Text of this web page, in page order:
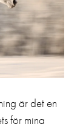
är det en
för mina